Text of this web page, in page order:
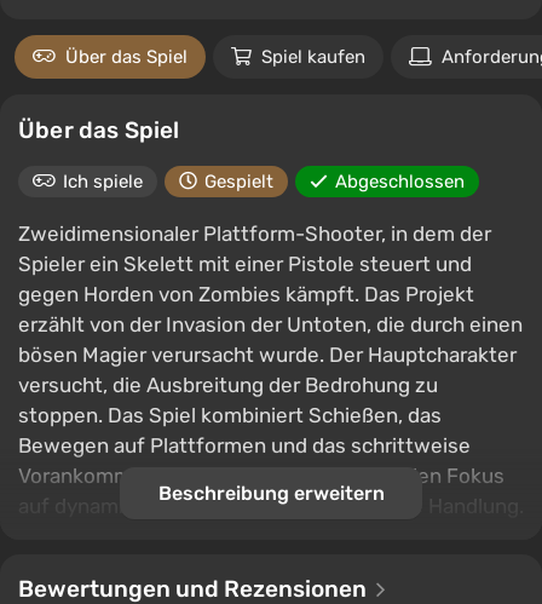
Über das Spiel Spiel kaufen
Über das Spiel
Ich spiele Gespielt Abgeschlossen
Zweidimensionaler Plattform-Shooter, in dem der
Spieler ein Skelett mit einer Pistole steuert und
gegen Horden von Zombies kämpft. Das Projekt
erzählt von der Invasion der Untoten, die durch einen
bösen Magier verursacht wurde. Der Hauptcharakter
versucht, die Ausbreitung der Bedrohung zu
stoppen. Das Spiel kombiniert Schießen, das
Bewegen auf Plattformen und das schrittweise
Vorankommen durch die Levels und legt den Fokus
auf dynamische Kämpfe und eine einfache Handlung.
Beschreibung erweitern
Bewertungen und Rezensionen